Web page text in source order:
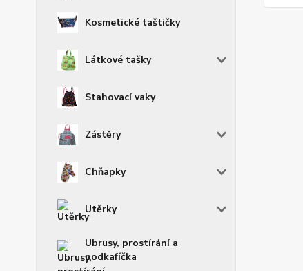
Kosmetické taštičky
Látkové tašky
Stahovací vaky
Zástěry
Chňapky
Utěrky
Ubrusy, prostírání a
podkafíčka